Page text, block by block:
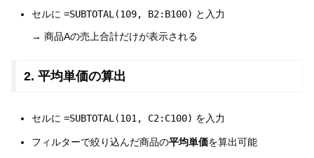
セルに =SUBTOTAL(109, B2:B100) と入力
→ 商品Aの売上合計だけが表示される
2. 平均単価の算出
セルに =SUBTOTAL(101, C2:C100) を入力
フィルターで絞り込んだ商品の平均単価を算出可能